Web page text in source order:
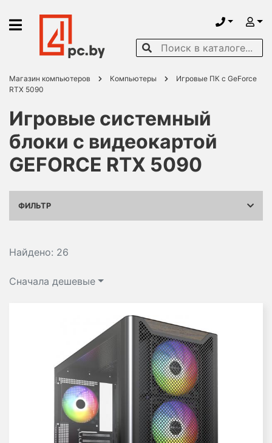
Магазин компьютеров Компьютеры
Игровые ПК с GeForce
RTX 5090
Игровые системный
блоки с видеокартой
GEFORCE RTX 5090
ФИЛЬТР
Найдено: 26
Сначала дешевые